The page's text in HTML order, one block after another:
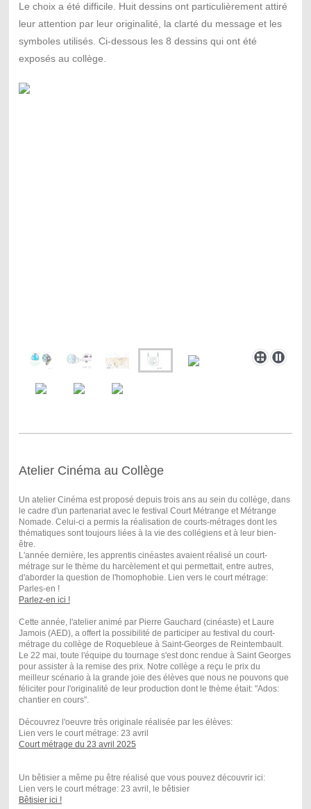
Le choix a été difficile. Huit dessins ont particulièrement attiré
leur attention par leur originalité, la clarté du message et les
symboles utilisés. Ci-dessous les 8 dessins qui ont été
exposés au collège.
Atelier Cinéma au Collège
Un atelier Cinéma est proposé depuis trois ans au sein du collège, dans
le cadre d'un partenariat avec le festival Court Métrange et Métrange
Nomade. Celui-ci a permis la réalisation de courts-métrages dont les
thématiques sont toujours liées à la vie des collégiens et à leur bien-
être.
L'année dernière, les apprentis cinéastes avaient réalisé un court-
métrage sur le thème du harcèlement et qui permettait, entre autres,
d'aborder la question de l'homophobie. Lien vers le court métrage:
Parles-en !
Parlez-en ici !
Cette année, l'atelier animé par Pierre Gauchard (cinéaste) et Laure
Jamois (AED), a offert la possibilité de participer au festival du court-
métrage du collège de Roquebleue à Saint-Georges de Reintembault.
Le 22 mai, toute l'équipe du tournage s'est donc rendue à Saint Georges
pour assister à la remise des prix. Notre collège a reçu le prix du
meilleur scénario à la grande joie des élèves que nous ne pouvons que
féliciter pour l'originalité de leur production dont le thème était: "Ados:
chantier en cours".
Découvrez l'oeuvre très originale réalisée par les élèves:
Lien vers le court métrage: 23 avril
Court métrage du 23 avril 2025
Un bêtisier a même pu être réalisé que vous pouvez découvrir ici:
Lien vers le court métrage: 23 avril, le bêtisier
Bêtisier ici !